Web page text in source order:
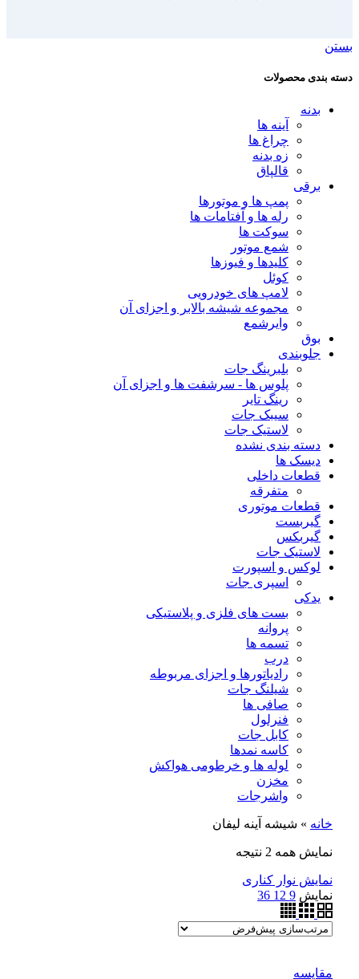
بستن
دسته بندی محصولات
بدنه
آینه ها
چراغ ها
زه بدنه
قالپاق
برقی
پمپ ها و موتورها
رله ها و آفتامات ها
سوکت ها
شمع موتور
کلیدها و فیوزها
کوئل
لامپ های خودرویی
مجموعه شیشه بالابر و اجزای آن
وایرشمع
بوق
جلوبندی
بلبرینگ جات
پلوس ها - سرشفت ها و اجزای آن
رینگ تایر
سیبک جات
لاستیک جات
دسته بندی نشده
دیسک ها
قطعات داخلی
متفرقه
قطعات موتوری
گیربست
گیربکس
لاستیک جات
لوکس و اسپورت
اسپری جات
یدکی
بست های فلزی و پلاستیکی
پروانه
تسمه ها
درب
رادیاتورها و اجزای مربوطه
شیلنگ جات
صافی ها
فنرلول
کابل جات
کاسه نمدها
لوله ها و خرطومی هواکش
مخزن
واشرجات
خانه » شیشه آینه لیفان
نمایش همه 2 نتیجه
نمایش نوار کناری
نمایش 9
12
36
مقايسه